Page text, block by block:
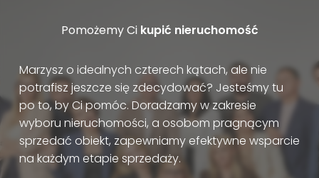
Pomożemy Ci kupić nieruchomość
Marzysz o idealnych czterech kątach, ale nie
potrafisz jeszcze się zdecydować? Jesteśmy tu
po to, by Ci pomóc. Doradzamy w zakresie
wyboru nieruchomości, a osobom pragnącym
sprzedać obiekt, zapewniamy efektywne wsparcie
na każdym etapie sprzedaży.